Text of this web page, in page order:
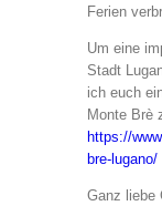
Ferien
Um eine
Stadt
ich euch
Monte Brè
https://
bre-lugano/
Ganz liebe